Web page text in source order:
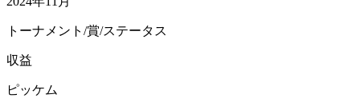
トーナメント/賞/ステータス
収益
ピッケム